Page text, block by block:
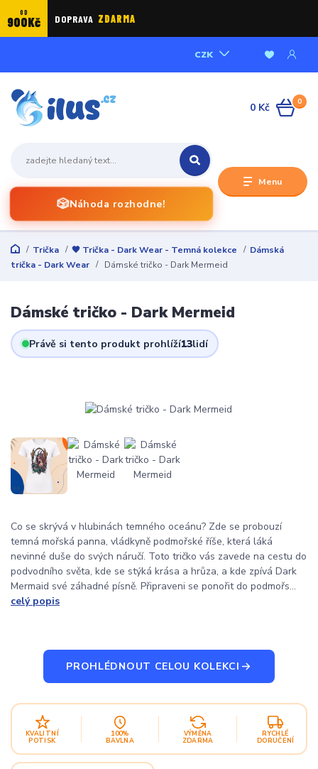
OD
900Kč DOPRAVA ZDARMA
Menu
CZK
🎲Náhoda rozhodne!
0
0 Kč
Trička 🖤 Trička - Dark Wear - Temná kolekce
Dámská
trička - Dark Wear
Dámské tričko - Dark Mermeid
Dámské tričko - Dark Mermeid
Právě si tento produkt prohlíží13lidí
Co se skrývá v hlubinách temného oceánu? Zde se probouzí
temná mořská panna, vládkyně podmořské říše, která láká
nevinné duše do svých náručí. Toto tričko vás zavede na cestu do
podvodního světa, kde se stýká krása a hrůza, a kde zpívá Dark
Mermaid své záhadné písně. Připraveni se ponořit do podmořs...
celý popis
PROHLÉDNOUT CELOU KOLEKCI
KVALITNÍ
POTISK
100%
BAVLNA
VÝMĚNA
ZDARMA
RYCHLÉ
DORUČENÍ